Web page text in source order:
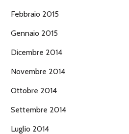
Febbraio 2015
Gennaio 2015
Dicembre 2014
Novembre 2014
Ottobre 2014
Settembre 2014
Luglio 2014